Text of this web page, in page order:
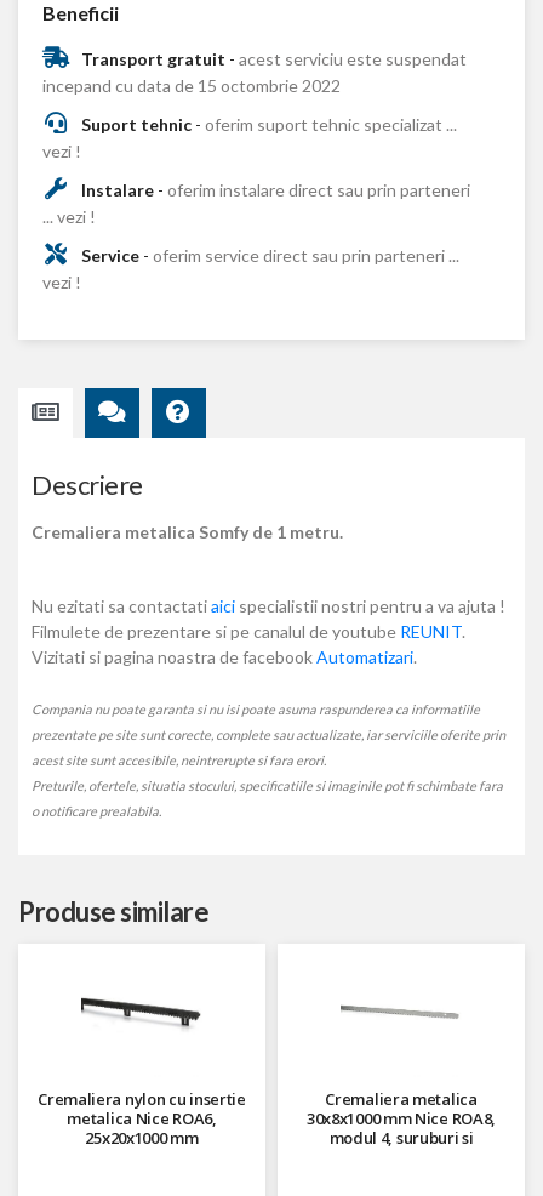
Beneficii
Transport gratuit - acest serviciu este suspendat
incepand cu data de 15 octombrie 2022
Suport tehnic- oferim suport tehnic specializat ...
vezi !
Instalare- oferim instalare direct sau prin parteneri
... vezi !
Service- oferim service direct sau prin parteneri ...
vezi !
Descriere
Cremaliera metalica Somfy de 1 metru.
Nu ezitati sa contactatiaici specialistii nostri pentru a va ajuta !
Filmulete de prezentare si pe canalul de youtube REUNIT.
Vizitati si pagina noastra de facebookAutomatizari.
Compania nu poate garanta si nu isi poate asuma raspunderea ca informatiile
prezentate pe site sunt corecte, complete sau actualizate, iar serviciile oferite prin
acest site sunt accesibile, neintrerupte si fara erori.
Preturile, ofertele, situatia stocului, specificatiile si imaginile pot fi schimbate fara
o notificare prealabila.
Produse similare
Cremaliera nylon cu insertie
metalica Nice ROA6,
25x20x1000 mm
Cremaliera metalica
30x8x1000 mm Nice ROA8,
modul 4, suruburi si